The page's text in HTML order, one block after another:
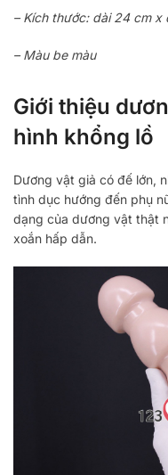
– Kích thước: dài 24 cm x
– Màu be màu
Giới thiệu
hình khổng lồ
Dương vật giả có đế lớn,
tình dục hướng đến phụ
dạng của dương vật thật
xoắn hấp dẫn.